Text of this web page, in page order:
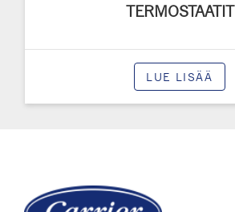
TERMOSTAATIT
LUE LISÄÄ